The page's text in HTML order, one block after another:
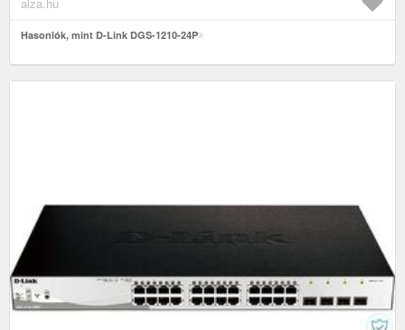
Hasonlók, mint D-Link DGS-1210-24P